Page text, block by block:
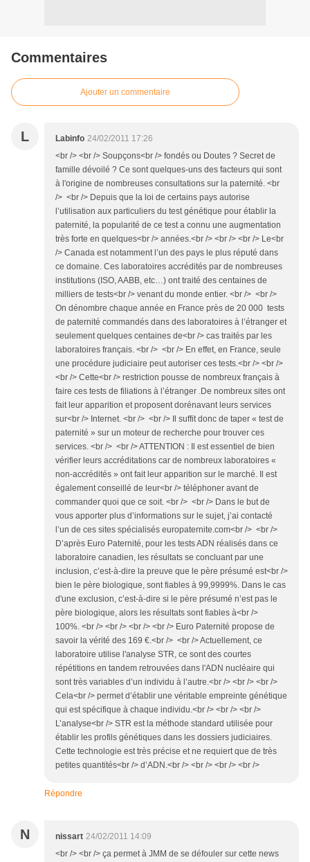
Commentaires
Ajouter un commentaire
L Labinfo 24/02/2011 17:26
<br /> <br /> Soupçons<br /> fondés ou Doutes ? Secret de
famille dévoilé ? Ce sont quelques-uns des facteurs qui sont
à l'origine de nombreuses consultations sur la paternité. <br
/> <br /> Depuis que la loi de certains pays autorise
l’utilisation aux particuliers du test génétique pour établir la
paternité, la popularité de ce test a connu une augmentation
très forte en quelques<br /> années.<br /> <br /> <br /> Le<br
/> Canada est notamment l’un des pays le plus réputé dans
ce domaine. Ces laboratoires accrédités par de nombreuses
institutions (ISO, AABB, etc…) ont traité des centaines de
milliers de tests<br /> venant du monde entier. <br /> <br />
On dénombre chaque année en France près de 20 000 tests
de paternité commandés dans des laboratoires à l’étranger et
seulement quelques centaines de<br /> cas traités par les
laboratoires français. <br /> <br /> En effet, en France, seule
une procédure judiciaire peut autoriser ces tests.<br /> <br />
<br /> Cette<br /> restriction pousse de nombreux français à
faire ces tests de filiations à l’étranger .De nombreux sites ont
fait leur apparition et proposent dorénavant leurs services
sur<br /> Internet. <br /> <br /> Il suffit donc de taper « test de
paternité » sur un moteur de recherche pour trouver ces
services. <br /> <br /> ATTENTION : Il est essentiel de bien
vérifier leurs accréditations car de nombreux laboratoires «
non-accrédités » ont fait leur apparition sur le marché. Il est
également conseillé de leur<br /> téléphoner avant de
commander quoi que ce soit. <br /> <br /> Dans le but de
vous apporter plus d’informations sur le sujet, j’ai contacté
l’un de ces sites spécialisés europaternite.com<br /> <br />
D’après Euro Paternité, pour les tests ADN réalisés dans ce
laboratoire canadien, les résultats se concluant par une
inclusion, c’est-à-dire la preuve que le père présumé est<br />
bien le père biologique, sont fiables à 99,9999%. Dans le cas
d'une exclusion, c’est-à-dire si le père présumé n’est pas le
père biologique, alors les résultats sont fiables à<br />
100%. <br /> <br /> <br /> <br /> Euro Paternité propose de
savoir la vérité des 169 €.<br /> <br /> Actuellement, ce
laboratoire utilise l'analyse STR, ce sont des courtes
répétitions en tandem retrouvées dans l'ADN nucléaire qui
sont très variables d’un individu à l’autre.<br /> <br /> <br />
Cela<br /> permet d’établir une véritable empreinte génétique
qui est spécifique à chaque individu.<br /> <br /> <br />
L’analyse<br /> STR est la méthode standard utilisée pour
établir les profils génétiques dans les dossiers judiciaires.
Cette technologie est très précise et ne requiert que de très
petites quantités<br /> d’ADN.<br /> <br /> <br /> <br />
Répondre
N nissart 24/02/2011 14:09
<br /> <br /> ça permet à JMM de se défouler sur cette news